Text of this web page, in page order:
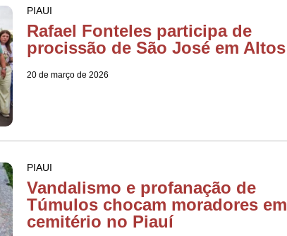
PIAUI
Rafael Fonteles participa de
procissão de São José em Altos
20 de março de 2026
PIAUI
Vandalismo e profanação de
Túmulos chocam moradores em
cemitério no Piauí